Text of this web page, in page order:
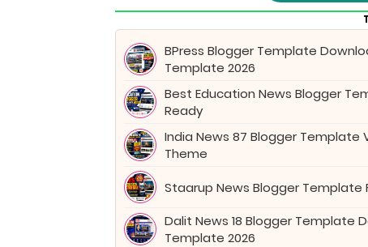
BPress Blogger Template
Template 2026
Best Education News Blogger
Ready
India News 87 Blogger Template
Theme
Staarup News Blogger Template
Dalit News 18 Blogger Template
Template 2026